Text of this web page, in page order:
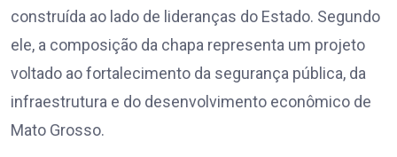
construída ao lado de lideranças do Estado. Segundo
ele, a composição da chapa representa um projeto
voltado ao fortalecimento da segurança pública, da
infraestrutura e do desenvolvimento econômico de
Mato Grosso.